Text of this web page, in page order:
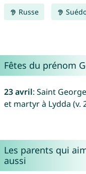
Russe
Fêtes du prénom
23 avril: Saint
et martyr à Lydda (v.
Les parents qui
aussi